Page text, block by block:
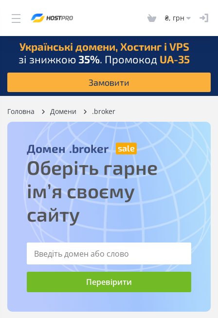
₴, грн
Українські домени, Хостинг і VPS
зі знижкою 35%. Промокод UA-35
Замовити
Головна Домени .broker
Домен .broker
Оберіть гарне
ім’я своєму
сайту